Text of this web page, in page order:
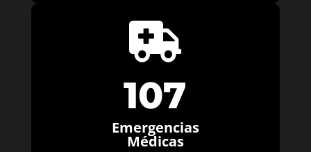

107
Emergencias
Médicas